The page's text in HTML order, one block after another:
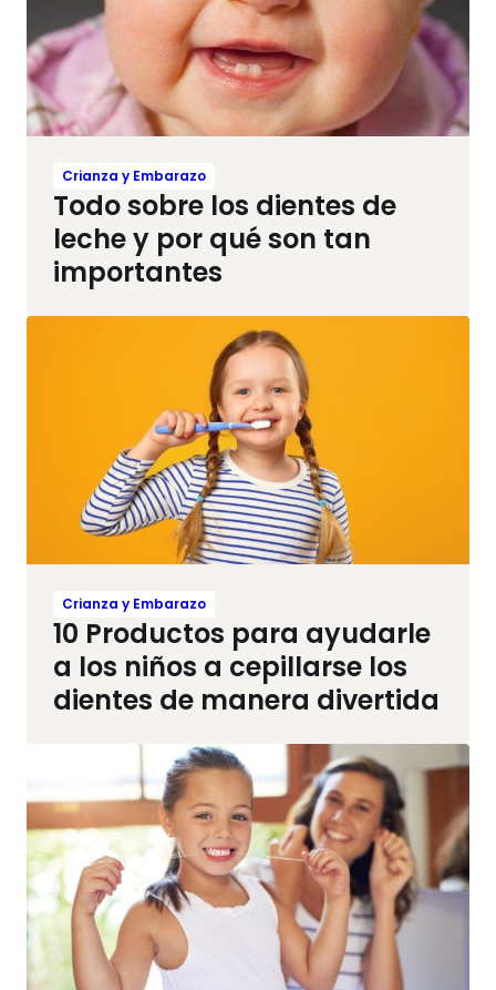
Crianza y Embarazo
Todo sobre los dientes de
leche y por qué son tan
importantes
Crianza y Embarazo
10 Productos para ayudarle
a los niños a cepillarse los
dientes de manera divertida